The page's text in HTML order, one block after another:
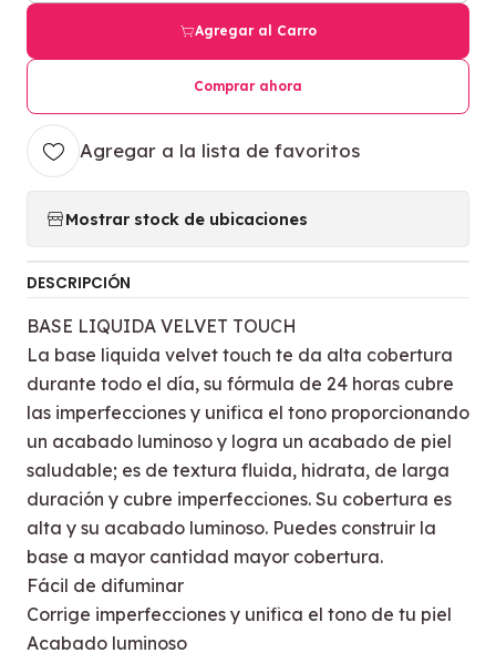
Agregar al Carro
Comprar ahora
Agregar a la lista de favoritos
Mostrar stock de ubicaciones
DESCRIPCIÓN
BASE LIQUIDA VELVET TOUCH
La base liquida velvet touch te da alta cobertura
durante todo el día, su fórmula de 24 horas cubre
las imperfecciones y unifica el tono proporcionando
un acabado luminoso y logra un acabado de piel
saludable; es de textura fluida, hidrata, de larga
duración y cubre imperfecciones. Su cobertura es
alta y su acabado luminoso. Puedes construir la
base a mayor cantidad mayor cobertura.
Fácil de difuminar
Corrige imperfecciones y unifica el tono de tu piel
Acabado luminoso